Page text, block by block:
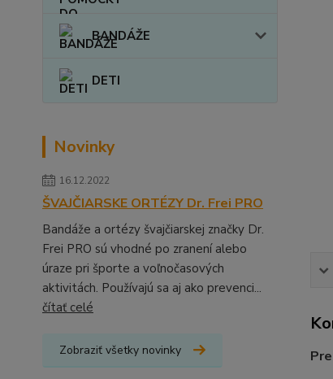
BANDÁŽE
DETI
Novinky
16.12.2022
ŠVAJČIARSKE ORTÉZY Dr. Frei PRO
Bandáže a ortézy švajčiarskej značky Dr.
Frei PRO sú vhodné po zranení alebo
úraze pri športe a voľnočasových
aktivitách. Používajú sa aj ako prevenci...
čítať celé
Zobraziť všetky novinky